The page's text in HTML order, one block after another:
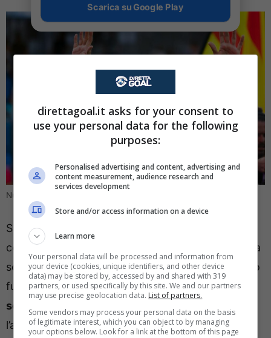
Nuova idea per sostituire Maignan (Ansa Foto) – direttagoal.it
Szczesny e Garcia sono avanti al tedesco che,
complice il lungo infortunio che lo tiene fuori dalla
scorsa stagione, sta valutando le ipotesi per il suo
futuro. Il portiere potrebbecercare una nuova
squadra
l’acquisto solamente nel caso in cui il tedesco
Scarica su Google Play
direttagoal.it asks for your consent to
use your personal data for the following
purposes:
Personalised advertising and content, advertising and
content measurement, audience research and
services development
Store and/or access information on a device
Learn more
Your personal data will be processed and information from
your device (cookies, unique identifiers, and other device
data) may be stored by, accessed by and shared with 319
partners, or used specifically by this site. We and our partners
may use precise geolocation data. List of partners.
Some vendors may process your personal data on the basis
of legitimate interest, which you can object to by managing
your options below. Look for a link at the bottom of this page